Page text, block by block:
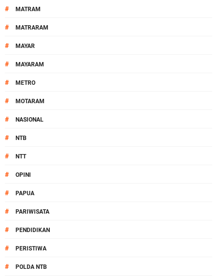
# MATRAM
# MATRARAM
# MAYAR
# MAYARAM
# METRO
# MOTARAM
# NASIONAL
# NTB
# NTT
# OPINI
# PAPUA
# PARIWISATA
# PENDIDIKAN
# PERISTIWA
# POLDA NTB